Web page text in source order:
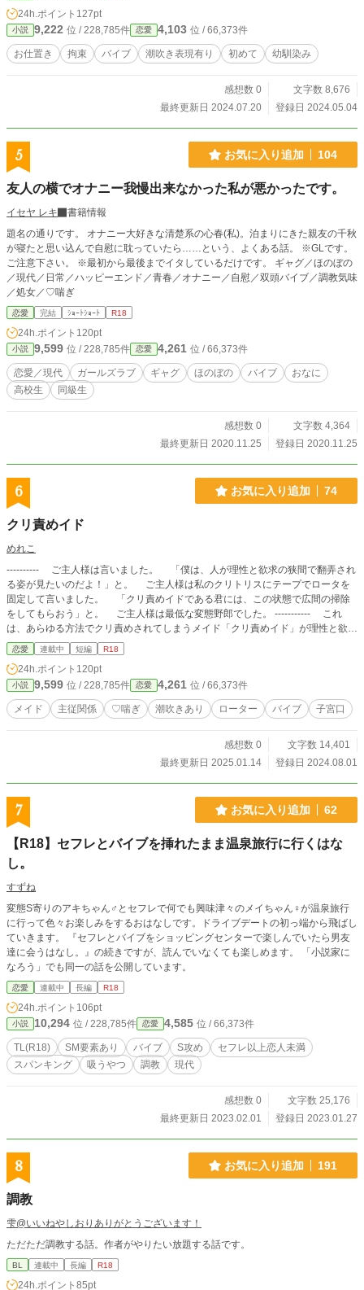
24h.ポイント 127pt
小説 9,222 位 / 228,785件 恋愛 4,103 位 / 66,373件
お仕置き 拘束 バイブ 潮吹き表現有り 初めて 幼馴染み
感想数 0
文字数 8,676
最終更新日 2024.07.20
登録日 2024.05.04
5 お気に入り追加 104
友人の横でオナニー我慢出来なかった私が悪かったです。
イセヤ レキ
書籍情報
題名の通りです。 オナニー大好きな清楚系の心春(私)。泊まりにきた親友の千秋
が寝たと思い込んで自慰に耽っていたら……という、よくある話。 ※GLです。
ご注意下さい。 ※最初から最後までイタしているだけです。 ギャグ／ほのぼの
／現代／日常／ハッピーエンド／青春／オナニー／自慰／双頭バイブ／調教気味
／処女／♡喘ぎ
恋愛 完結 ｼｮｰﾄｼｮｰﾄ R18
24h.ポイント 120pt
小説 9,599 位 / 228,785件 恋愛 4,261 位 / 66,373件
恋愛／現代 ガールズラブ ギャグ ほのぼの バイブ
おなに
高校生
同級生
感想数 0
文字数 4,364
最終更新日 2020.11.25
登録日 2020.11.25
6 お気に入り追加 74
クリ責めイド
めれこ
---------- ご主人様は言いました。 「僕は、人が理性と欲求の狭間で翻弄され
る姿が見たいのだよ！」と。 ご主人様は私のクリトリスにテープでロータを
固定して言いました。 「クリ責めイドである君には、この状態で広間の掃除
をしてもらおう」と。 ご主人様は最低な変態野郎でした。 ----------- これ
は、あらゆる方法でクリ責めされてしまうメイド「クリ責めイド」が理性と欲求
の狭間で翻弄されるお話。 恋愛要素は薄いかも知れません。
恋愛 連載中 短編 R18
24h.ポイント 120pt
小説 9,599 位 / 228,785件 恋愛 4,261 位 / 66,373件
メイド 主従関係 ♡喘ぎ 潮吹きあり ローター バイブ 子宮口
感想数 0
文字数 14,401
最終更新日 2025.01.14
登録日 2024.08.01
7 お気に入り追加 62
【R18】セフレとバイブを挿れたまま温泉旅行に行くはな
し。
すずね
変態S寄りのアキちゃん♂とセフレで何でも興味津々のメイちゃん♀が温泉旅行
に行って色々お楽しみをするおはなしです。ドライブデートの初っ端から飛ばし
ていきます。 『セフレとバイブをショッピングセンターで楽しんでいたら男友
達に会うはなし。』の続きですが、読んでいなくても楽しめます。 「小説家に
なろう」でも同一の話を公開しています。
恋愛 連載中 長編 R18
24h.ポイント 106pt
小説 10,294 位 / 228,785件 恋愛 4,585 位 / 66,373件
TL(R18) SM要素あり バイブ S攻め
セフレ以上恋人未満
スパンキング
吸うやつ 調教 現代
感想数 0
文字数 25,176
最終更新日 2023.02.01
登録日 2023.01.27
8 お気に入り追加 191
調教
雫@いいねやしおりありがとうございます！
ただただ調教する話。作者がやりたい放題する話です。
BL 連載中 長編 R18
24h.ポイント 85pt